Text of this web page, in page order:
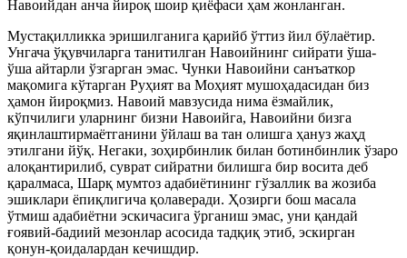
Навоийдан анча йироқ шоир қиёфаси ҳам жонланган.
Мустақилликка эришилганига қарийб ўттиз йил бўлаётир.
Унгача ўқувчиларга танитилган Навоийнинг сийрати ўша-
ўша айтарли ўзгарган эмас. Чунки Навоийни санъаткор
мақомига кўтарган Руҳият ва Моҳият мушоҳадасидан биз
ҳамон йироқмиз. Навоий мавзусида нима ёзмайлик,
кўпчилиги уларнинг бизни Навоийга, Навоийни бизга
яқинлаштирмаётганини ўйлаш ва тан олишга ҳануз жаҳд
этилгани йўқ. Негаки, зоҳирбинлик билан ботинбинлик ўзаро
алоқантирилиб, суврат сийратни билишга бир восита деб
қаралмаса, Шарқ мумтоз адабиётининг гўзаллик ва жозиба
эшиклари ёпиқлигича қолаверади. Ҳозирги бош масала
ўтмиш адабиётни эскичасига ўрганиш эмас, уни қандай
ғоявий-бадиий мезонлар асосида тадқиқ этиб, эскирган
қонун-қоидалардан кечишдир.